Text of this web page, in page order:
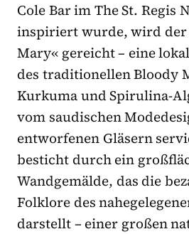
Cole Bar im The St. Regis
inspiriert wurde, wird
Mary« gereicht – eine
des traditionellen Bloody
Kurkuma und Spirulina-
vom saudischen
entworfenen Gläsern
besticht durch ein
Wandgemälde, das die
Folklore des
darstellt – einer großen